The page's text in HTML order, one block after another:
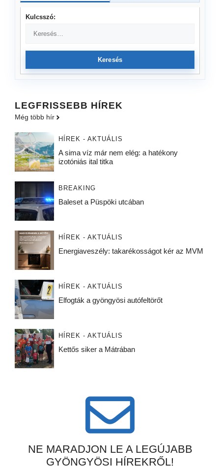
Kulcsszó:
Keresés
LEGFRISSEBB HÍREK
Még több hír
HÍREK - AKTUÁLIS
A sima víz már nem elég: a hatékony
izotóniás ital titka
BREAKING
Baleset a Püspöki utcában
HÍREK - AKTUÁLIS
Energiaveszély: takarékosságot kér az MVM
HÍREK - AKTUÁLIS
Elfogták a gyöngyösi autófeltörőt
HÍREK - AKTUÁLIS
Kettős siker a Mátrában
NE MARADJON LE A LEGÚJABB
GYÖNGYÖSI HÍREKRŐL!